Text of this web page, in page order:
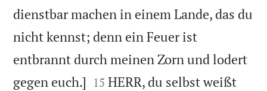
dienstbar machen in einem Lande, das du
nicht kennst; denn ein Feuer ist
entbrannt durch meinen Zorn und lodert
gegen euch.] 

15 HERR, du selbst weißt